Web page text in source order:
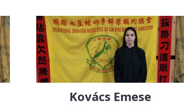
Kovács Emese